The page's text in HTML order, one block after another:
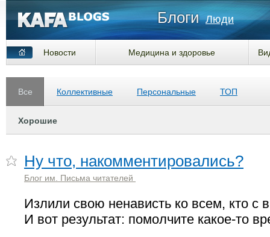
Блоги Люди
Новости Медицина и здоровье
Все
Хорошие
Коллективные Персональные ТОП
Ну что, накомментировались?
Блог им. Письма читателей
Излили свою ненависть ко всем, кто с
И вот результат: помолчите какое-то